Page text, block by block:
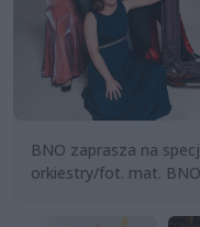
BNO zaprasza na
orkiestry/fot. mat. BNO